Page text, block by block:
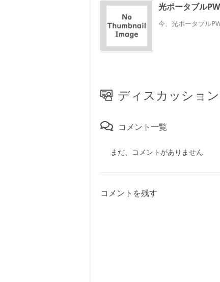
光ポータブル
今、光ポータブル
ディスカッション
コメント一覧
まだ、コメントがありません
コメントを残す